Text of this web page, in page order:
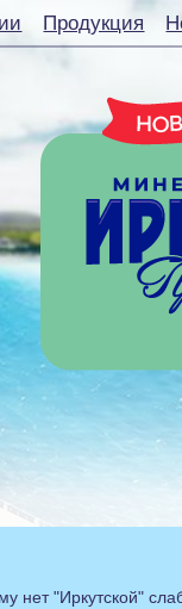
Продукция
нет "Иркутской"